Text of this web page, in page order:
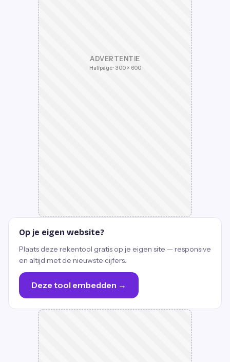
ADVERTENTIE
Halfpage · 300 × 600
Op je eigen website?
Plaats deze rekentool gratis op je eigen site — responsive
en altijd met de nieuwste cijfers.
Deze tool embedden →